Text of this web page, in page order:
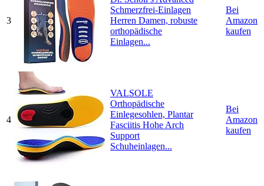
3
Schmerzfrei-Einlagen
Herren Damen, robuste
orthopädische
Einlagen...
Bei
Amazon
kaufen
4
VALSOLE
Orthopädische
Einlegesohlen, Plantar
Fasciitis Hohe Arch
Support
Schuheinlagen...
Bei
Amazon
kaufen